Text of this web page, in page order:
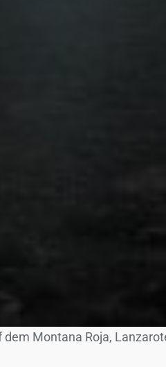
Montana Roja,